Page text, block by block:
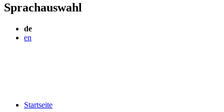
Sprachauswahl
de
en
Startseite